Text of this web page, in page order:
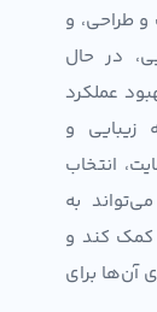
طراحی، و
در حال
عملکرد
زیبایی و
انتخاب
به
کمک کند و
آن‌ها برای